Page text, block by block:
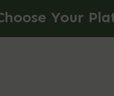
Your